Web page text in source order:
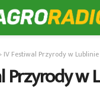
IV Festiwal Przyrody w
Przyrody w